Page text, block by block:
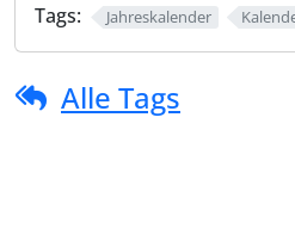
Tags: Jahreskalender
Alle Tags